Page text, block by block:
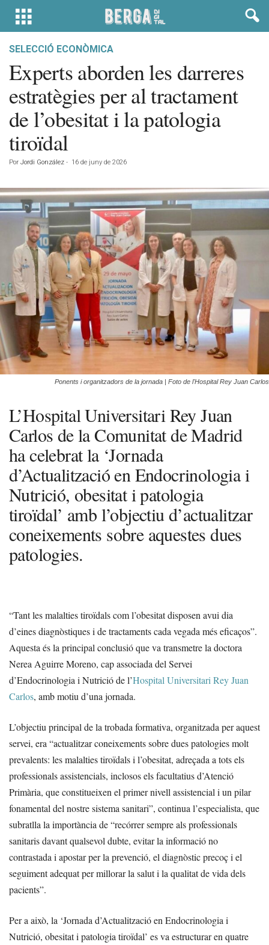
SELECCIÓ ECONÒMICA
Experts aborden les darreres
estratègies per al tractament
de l’obesitat i la patologia
tiroïdal
Por Jordi González - 16 de juny de 2026
Ponents i organitzadors de la jornada | Foto de l'Hospital Rey Juan Carlos
L’Hospital Universitari Rey Juan
Carlos de la Comunitat de Madrid
ha celebrat la ‘Jornada
d’Actualització en Endocrinologia i
Nutrició, obesitat i patologia
tiroïdal’ amb l’objectiu d’actualitzar
coneixements sobre aquestes dues
patologies.
“Tant les malalties tiroïdals com l’obesitat disposen avui dia
d’eines diagnòstiques i de tractaments cada vegada més eficaços”.
Aquesta és la principal conclusió que va transmetre la doctora
Nerea Aguirre Moreno, cap associada del Servei
d’Endocrinologia i Nutrició de l’Hospital Universitari Rey Juan
Carlos, amb motiu d’una jornada.
L’objectiu principal de la trobada formativa, organitzada per aquest
servei, era “actualitzar coneixements sobre dues patologies molt
prevalents: les malalties tiroïdals i l’obesitat, adreçada a tots els
professionals assistencials, inclosos els facultatius d’Atenció
Primària, que constitueixen el primer nivell assistencial i un pilar
fonamental del nostre sistema sanitari”, continua l’especialista, que
subratlla la importància de “recórrer sempre als professionals
sanitaris davant qualsevol dubte, evitar la informació no
contrastada i apostar per la prevenció, el diagnòstic precoç i el
seguiment adequat per millorar la salut i la qualitat de vida dels
pacients”.
Per a això, la ‘Jornada d’Actualització en Endocrinologia i
Nutrició, obesitat i patologia tiroïdal’ es va estructurar en quatre